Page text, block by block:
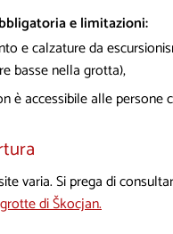
e limitazioni:
e calzature da
basse nella grotta),
è accessibile alle persone
varia. Si prega di
di Škocjan.